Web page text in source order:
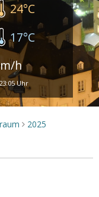
24°C
17°C
h
Uhr
> 2025